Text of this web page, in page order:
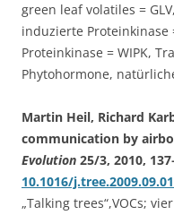
green leaf volatiles =
induzierte Proteinkinase
Proteinkinase = WIPK,
Phytohormone,
Martin Heil, Richard
communication by
Evolution 25/3, 2010,
10.1016/
„Talking trees“,VOCs;